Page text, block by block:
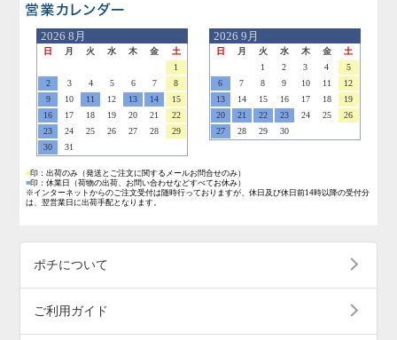
営業日のご案内
2026 8月
日 月 火 水 木 金
土
1
2
3 4 5 6 7
8
9
10 11 12 13 14
15
16
17 18 19 20 21
22
23
24 25 26 27 28
29
30
31
2026 9月
日 月 火 水 木 金
土
1
2 3 4
5
6
7 8 9 10 11
12
13
14 15 16 17 18
19
20
21 22 23 24 25
26
27
28 29 30
■印：出荷のみ （発送とご注文に関するメールお問合せのみ）
■印：休業日
（荷物の出荷、お問い合わせなどすべてお休み）
※インターネットからのご注文受付は随時行っておりますが、休日及び休日前14時以降の受付分
は、翌営業日に出荷手配となります。
ポチについて
ご利用ガイド